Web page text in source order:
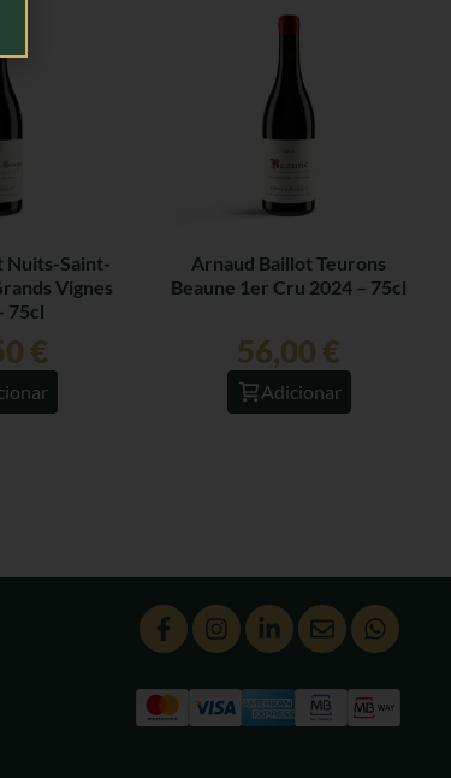
Nuits-Saint-
Vignes
75cl
€
Arnaud Baillot Teurons
Beaune 1er Cru 2024 – 75cl
56,00 €
Adicionar